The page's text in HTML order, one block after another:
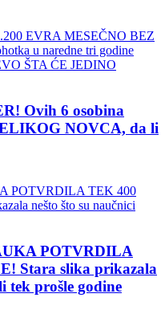
Ovih 6 osobina
NOVCA, da li
POTVRDILA
Stara slika prikazala
tek prošle godine